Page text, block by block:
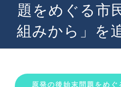
題をめぐる市
組みから」を
原発の後始末問題をめ